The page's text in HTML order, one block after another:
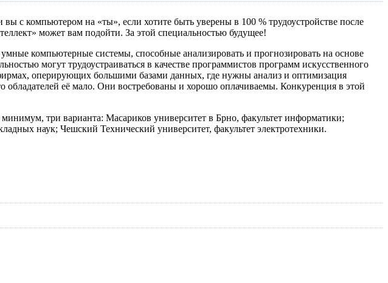
с компьютером на «ты», если хотите быть уверены в 100 % трудоустройстве после
может вам подойти. За этой специальностью будущее!
компьютерные системы, способные анализировать и прогнозировать на основе
могут трудоустраиваться в качестве программистов программ искусственного
оперирующих большими базами данных, где нужны анализ и оптимизация
обладателей её мало. Они востребованы и хорошо оплачиваемы. Конкуренция в этой
три варианта: Масариков университет в Брно, факультет информатики;
наук; Чешский Технический университет, факультет электротехники.